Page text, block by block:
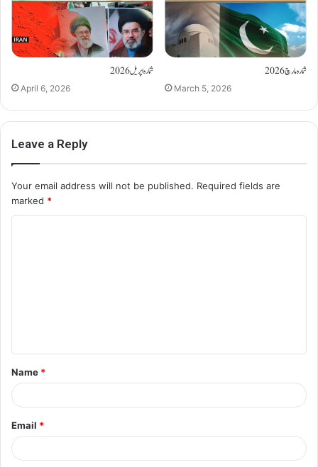
شمارہ اپریل 2026
April 6, 2026
شمارہ مارچ 2026
March 5, 2026
Leave a Reply
Your email address will not be published. Required fields are
marked *
t
*
Name *
Email *